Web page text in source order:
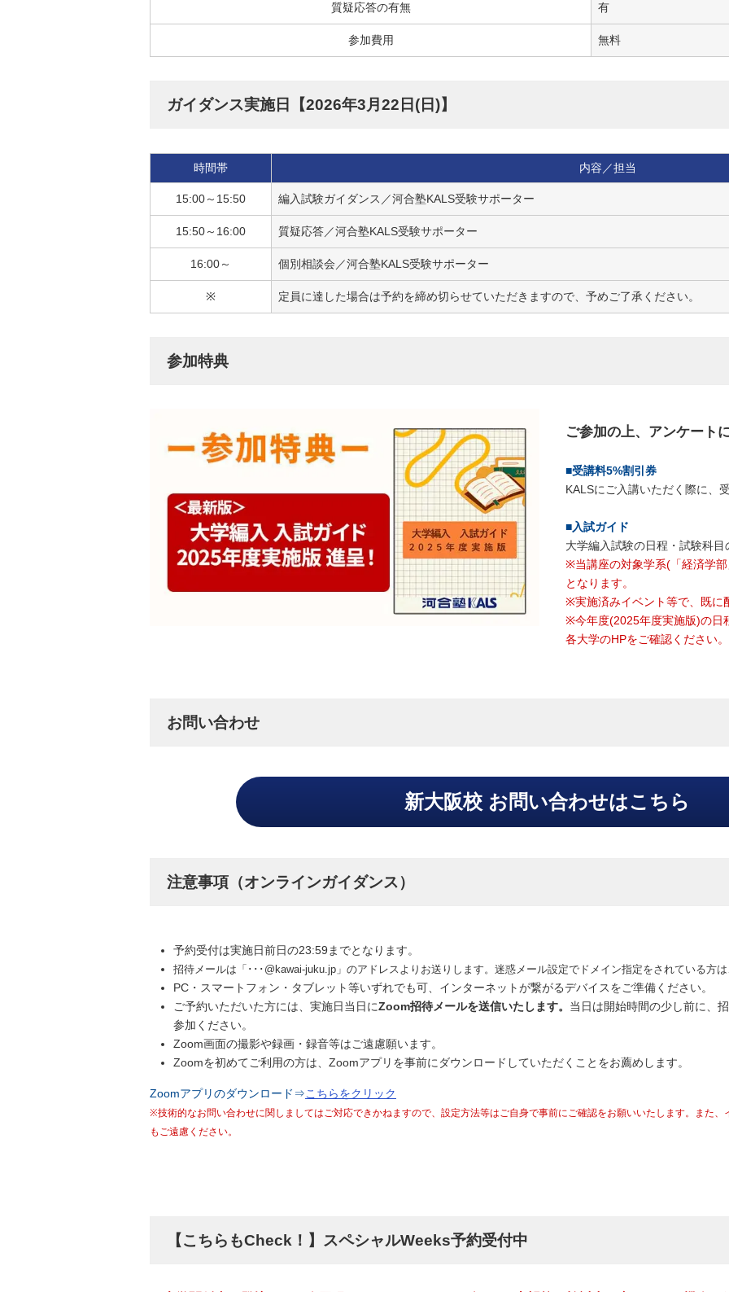
質疑応答の有無 有
参加費用 無料
ガイダンス実施日【2026年3月22日(日)】
時間帯 内容／担当
15:00～15:50 編入試験ガイダンス／河合塾KALS受験サポーター
15:50～16:00 質疑応答／河合塾KALS受験サポーター
16:00～ 個別相談会／河合塾KALS受験サポーター
※ 定員に達した場合は予約を締め切らせていただきますので、予めご了承ください。
参加特典
ご参加の上、アンケート
■受講料5%割引券
KALSにご入講いただく際に、
■入試ガイド
大学編入試験の日程・試験科
※当講座の対象学系(「経済学
となります。
※実施済みイベント等で、既に
※今年度(2025年度実施版)の日
各大学のHPをご確認ください。
お問い合わせ
新大阪校 お問い合わせはこちら
注意事項（オンラインガイダンス）
予約受付は実施日前日の23:59までとなります。
招待メールは「･･･@kawai-juku.jp」のアドレスよりお送りします。迷惑メール設定でドメイン指定をされている方
PC・スマートフォン・タブレット等いずれでも可、インターネットが繋がるデバイスをご準備ください。
ご予約いただいた方には、実施日当日にZoom招待メールを送信いたします。 当日は開始時間の少し前に、
参加ください。
Zoom画面の撮影や録画・録音等はご遠慮願います。
Zoomを初めてご利用の方は、Zoomアプリを事前にダウンロードしていただくことをお薦めします。
Zoomアプリのダウンロード⇒こちらをクリック
※技術的なお問い合わせに関しましてはご対応できかねますので、設定方法等はご自身で事前にご確認をお願いいたします。また
もご遠慮ください。
【こちらもCheck！】スペシャルWeeks予約受付中